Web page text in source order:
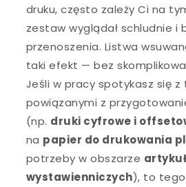
druku, często zależy Ci na
zestaw wyglądał schludnie i
przenoszenia. Listwa
taki efekt — bez
Jeśli w pracy spotykasz się
powiązanymi z
(np. druki cyfrowe i
na papier do drukowania
potrzeby w obszarze
wystawienniczych), to